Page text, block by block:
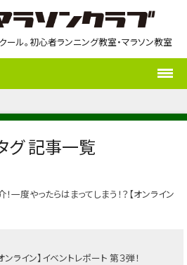
ル。初心者ランニング教室・マラソン教室
グ 記事一覧
一度やったらはまってしまう！？【オンライン
ンライン】イベントレポート 第３弾！